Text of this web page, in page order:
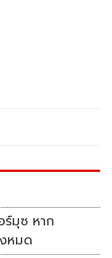
ร์มุซ หาก
หมด